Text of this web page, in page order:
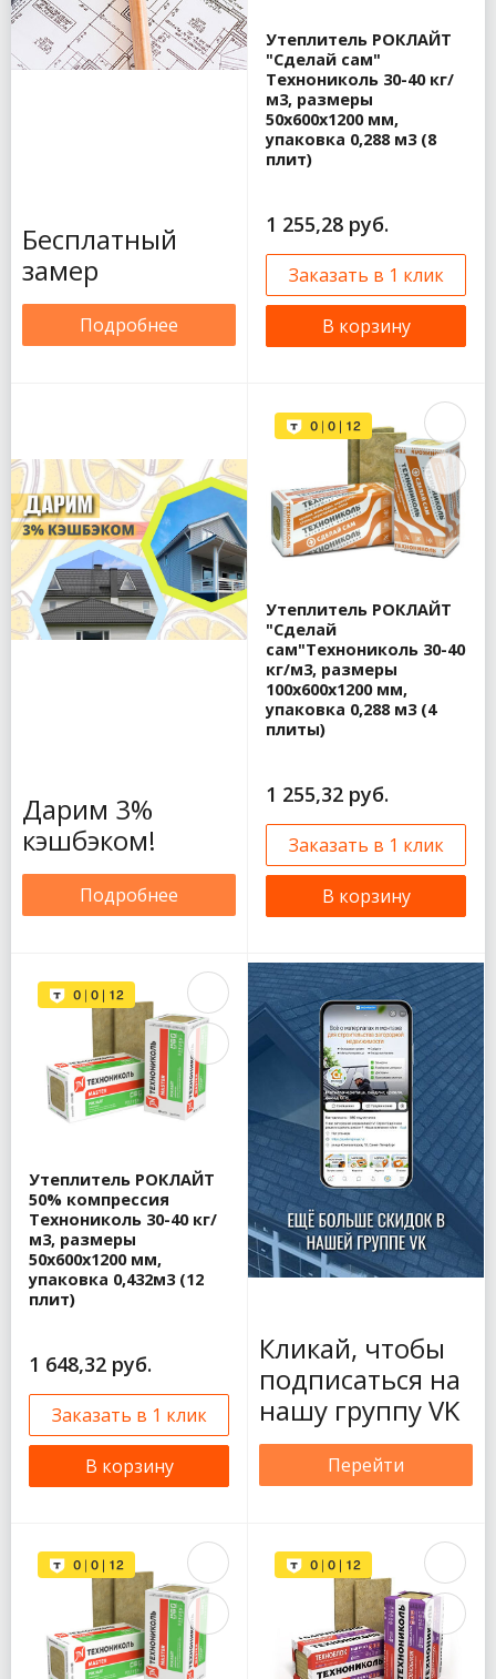
Бесплатный
замер
Подробнее
Утеплитель РОКЛАЙТ
"Сделай сам"
Технониколь 30-40 кг/
м3, размеры
50х600х1200 мм,
упаковка 0,288 м3 (8
плит)
1 255,28 руб.
Заказать в 1 клик
В корзину
Дарим 3%
кэшбэком!
Подробнее
Утеплитель РОКЛАЙТ
"Сделай
сам"Технониколь 30-40
кг/м3, размеры
100х600х1200 мм,
упаковка 0,288 м3 (4
плиты)
1 255,32 руб.
Заказать в 1 клик
В корзину
Утеплитель РОКЛАЙТ
50% компрессия
Технониколь 30-40 кг/
м3, размеры
50х600х1200 мм,
упаковка 0,432м3 (12
плит)
1 648,32 руб.
Заказать в 1 клик
В корзину
Кликай, чтобы
подписаться на
нашу группу VK
Перейти